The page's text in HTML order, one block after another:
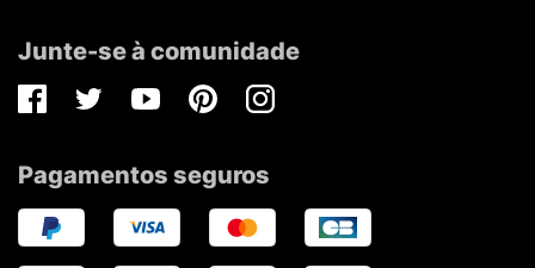
Junte-se à comunidade
FacebookTwitterYoutubePinterestInstagram
Pagamentos seguros